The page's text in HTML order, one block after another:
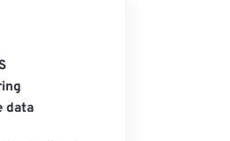
data